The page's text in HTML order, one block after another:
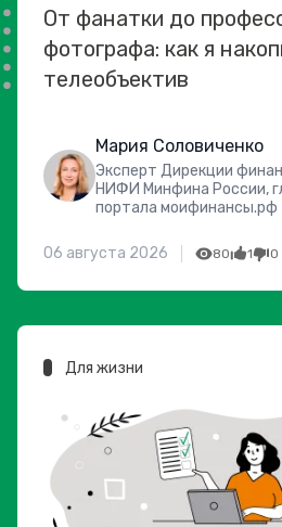
От фанатки до
фотографа: как я
телеобъектив
Мария Соловиченко
Эксперт Дирекции
НИФИ Минфина России,
портала моифинансы.рф
06 августа 2026 80 1 0
Для жизни